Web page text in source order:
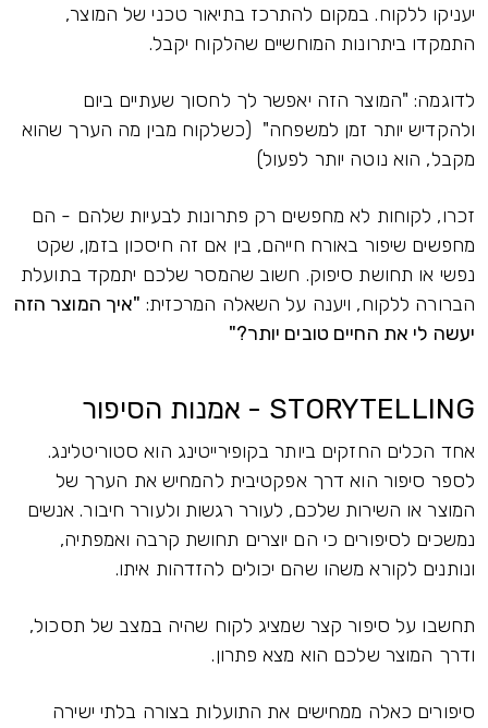
יעניקו ללקוח. במקום להתרכז בתיאור טכני של המוצר,
התמקדו ביתרונות המוחשיים שהלקוח יקבל.
לדוגמה: "המוצר הזה יאפשר לך לחסוך שעתיים ביום
ולהקדיש יותר זמן למשפחה" (כשלקוח מבין מה הערך שהוא
מקבל, הוא נוטה יותר לפעול)
זכרו, לקוחות לא מחפשים רק פתרונות לבעיות שלהם - הם
מחפשים שיפור באורח חייהם, בין אם זה חיסכון בזמן, שקט
נפשי או תחושת סיפוק. חשוב שהמסר שלכם יתמקד בתועלת
הברורה ללקוח, ויענה על השאלה המרכזית: "איך המוצר הזה
יעשה לי את החיים טובים יותר?"
STORYTELLING - אמנות הסיפור
אחד הכלים החזקים ביותר בקופירייטינג הוא סטוריטלינג.
לספר סיפור הוא דרך אפקטיבית להמחיש את הערך של
המוצר או השירות שלכם, לעורר רגשות ולעורר חיבור. אנשים
נמשכים לסיפורים כי הם יוצרים תחושת קרבה ואמפתיה,
ונותנים לקורא משהו שהם יכולים להזדהות איתו.
תחשבו על סיפור קצר שמציג לקוח שהיה במצב של תסכול,
ודרך המוצר שלכם הוא מצא פתרון.
סיפורים כאלה ממחישים את התועלות בצורה בלתי ישירה